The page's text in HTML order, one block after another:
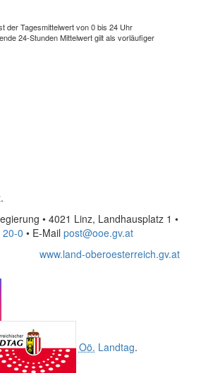
der Tagesmittelwert von 0 bis 24 Uhr
24-Stunden Mittelwert gilt als vorläufiger
.
• 4021 Linz, Landhausplatz 1 •
0 • E-Mail post@ooe.gv.at
www.land-oberoesterreich.gv.at
Oö. Landtag.